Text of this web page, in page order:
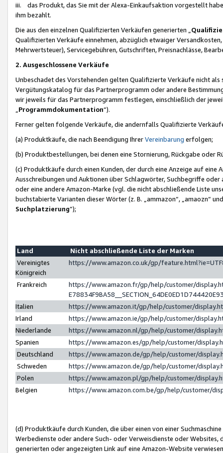
iii. das Produkt, das Sie mit der Alexa-Einkaufsaktion vorgestellt
ihm bezahlt.
Die aus den einzelnen Qualifizierten Verkäufen generierten „
Qualifizierten Verkäufe einnehmen, abzüglich etwaiger
Mehrwertsteuer), Servicegebühren, Gutschriften, Preisnachlässe,
2. Ausgeschlossene Verkäufe
Unbeschadet des Vorstehenden gelten Qualifizierte Verkäufe nicht
Vergütungskatalog für das Partnerprogramm oder andere
wir jeweils für das Partnerprogramm festlegen, einschließlich der
Programmdokumentation“).
Ferner gelten folgende Verkäufe, die andernfalls Qualifizierte
(a) Produktkäufe, die nach Beendigung IhrerVereinbarung erfolgen;
(b) Produktbestellungen, bei denen eine Stornierung, Rückgabe oder
(c) Produktkäufe durch einen Kunden, der durch eine Anzeige auf
Ausschreibungen und Auktionen über Schlagwörter, Suchbegriffe
oder eine andere Amazon-Marke (vgl. die nicht abschließende Liste
buchstabierte Varianten dieser Wörter (z. B. „ammazon“, „amaozn“
Suchplatzierung”);
Land
Nicht abschließende Liste der Marken
Vereinigtes
Königreich
https://www.amazon.co.uk/gp/
Frankreich
https://www.amazon.fr/gp/help/customer/
Italien
https://www.amazon.it/gp/help/customer/
Irland
https://www.amazon.ie/gp/help/customer/
Niederlande
https://www.amazon.nl/gp/help/customer/
Spanien
https://www.amazon.es/gp/help/customer/
Deutschland
https://www.amazon.de/gp/help/customer/
Schweden
https://www.amazon.de/gp/help/customer/
Polen
https://www.amazon.pl/gp/help/customer/
Belgien
https://www.amazon.com.be/gp/help/customer/
(d) Produktkäufe durch Kunden, die über einen von einer
Werbedienste oder andere Such- oder Verweisdienste oder Websites,
generierten oder angezeigten Link auf eine Amazon-Website